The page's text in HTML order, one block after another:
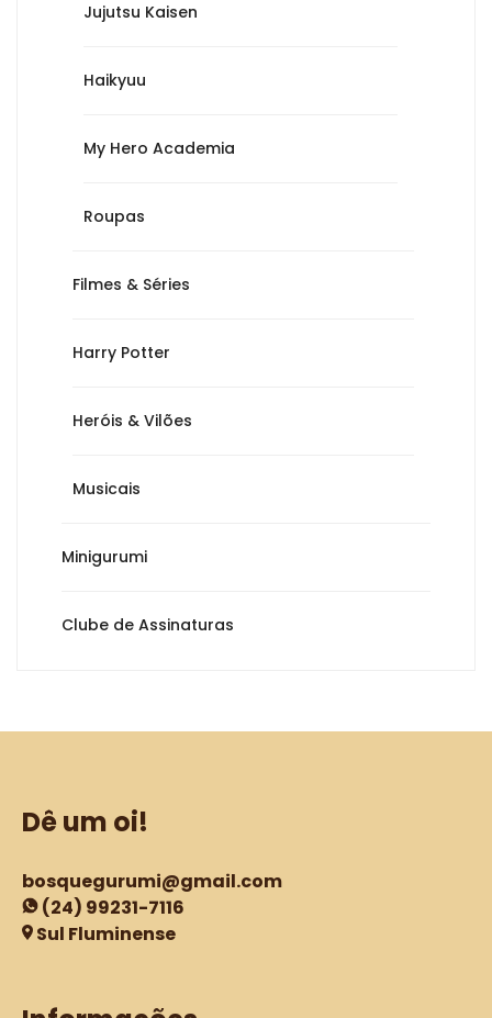
Jujutsu Kaisen
Haikyuu
My Hero Academia
Roupas
Filmes & Séries
Harry Potter
Heróis & Vilões
Musicais
Minigurumi
Clube de Assinaturas
Dê um oi!
bosquegurumi@gmail.com
(24) 99231-7116
Sul Fluminense